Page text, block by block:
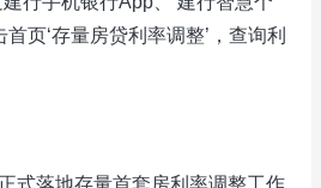
页‘存量房贷利率调整’，查询利
式落地存量首套房利率调整工作